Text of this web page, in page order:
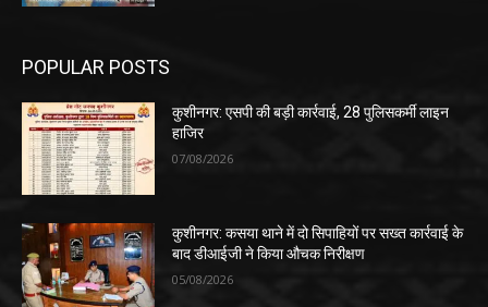
POPULAR POSTS
कुशीनगर: एसपी की बड़ी कार्रवाई, 28 पुलिसकर्मी लाइन
हाजिर
07/08/2026
कुशीनगर: कसया थाने में दो सिपाहियों पर सख्त कार्रवाई के
बाद डीआईजी ने किया औचक निरीक्षण
05/08/2026